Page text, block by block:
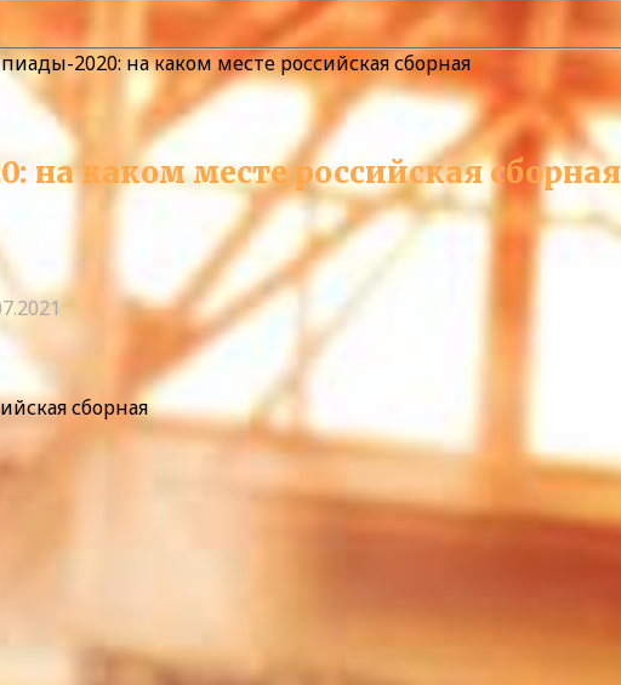
2020: на каком месте российская сборная
каком месте российская сборная
сборная